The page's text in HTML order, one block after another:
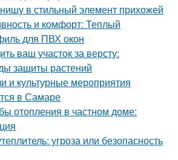
в стильный элемент прихожей
и комфорт: Теплый
для ПВХ окон
ваш участок за версту:
защиты растений
и культурные мероприятия
в Самаре
отопления в частном доме:
угроза или безопасность